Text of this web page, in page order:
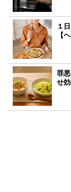
１
【
罪
せ